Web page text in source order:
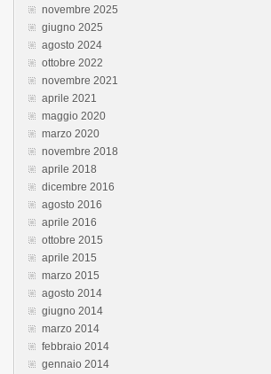
novembre 2025
giugno 2025
agosto 2024
ottobre 2022
novembre 2021
aprile 2021
maggio 2020
marzo 2020
novembre 2018
aprile 2018
dicembre 2016
agosto 2016
aprile 2016
ottobre 2015
aprile 2015
marzo 2015
agosto 2014
giugno 2014
marzo 2014
febbraio 2014
gennaio 2014